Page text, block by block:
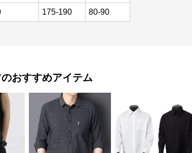
175-190 80-90
のおすすめアイテム